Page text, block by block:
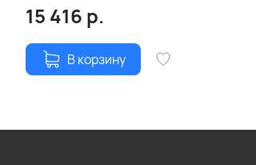
15 416 р.
В корзину